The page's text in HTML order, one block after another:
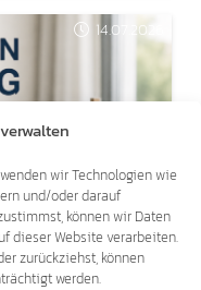
wir Technologien wie
und/oder darauf
können wir Daten
dieser Website verarbeiten.
zurückziehst, können
werden.
14.07.2026